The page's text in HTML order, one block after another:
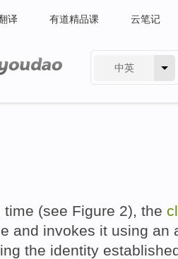
译 有道精品课 云笔记
中英
time (see Figure 2), the
and invokes it using an
the identity